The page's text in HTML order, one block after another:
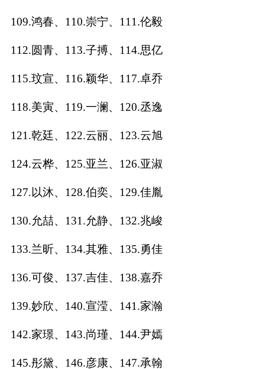
109.鸿春、110.崇宁、111.伦毅
112.圆青、113.子搏、114.思亿
115.玟宣、116.颖华、117.卓乔
118.美寅、119.一澜、120.丞逸
121.乾廷、122.云丽、123.云旭
124.云桦、125.亚兰、126.亚淑
127.以沐、128.伯奕、129.佳胤
130.允喆、131.允静、132.兆峻
133.兰昕、134.其雅、135.勇佳
136.可俊、137.吉佳、138.嘉乔
139.妙欣、140.宣滢、141.家瀚
142.家璟、143.尚瑾、144.尹嫣
145.彤黛、146.彦康、147.承翰